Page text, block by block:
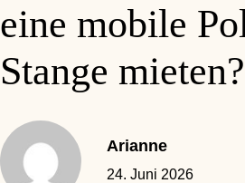
eine mobile
Stange mieten?
Arianne
24. Juni 2026